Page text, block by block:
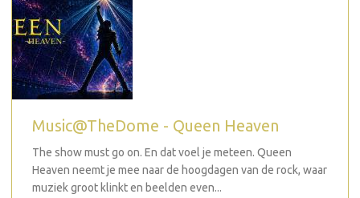
Music@TheDome - Queen Heaven
The show must go on. En dat voel je meteen. Queen
Heaven neemt je mee naar de hoogdagen van de rock, waar
muziek groot klinkt en beelden even...